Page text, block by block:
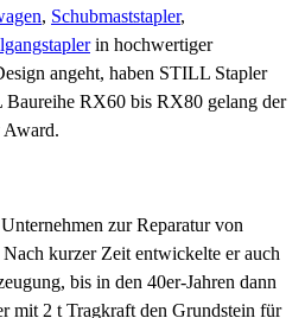
, Schubmaststapler,
in hochwertiger
angeht, haben STILL Stapler
RX60 bis RX80 gelang der
Award.
zur Reparatur von
kurzer Zeit entwickelte er auch
bis in den 40er-Jahren dann
mit 2 t Tragkraft den Grundstein für